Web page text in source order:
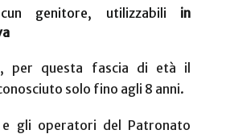
genitore, utilizzabili in
per questa fascia di età il
solo fino agli 8 anni.
gli operatori del Patronato